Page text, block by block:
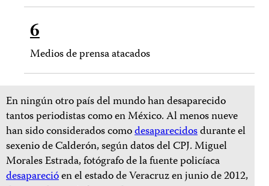
6
Medios de prensa atacados
En ningún otro país del mundo han desaparecido
tantos periodistas como en México. Al menos nueve
han sido considerados comodesaparecidosdurante el
sexenio de Calderón, según datos del CPJ. Miguel
Morales Estrada, fotógrafo de la fuente policíaca
desaparecióen el estado de Veracruz en junio de 2012,